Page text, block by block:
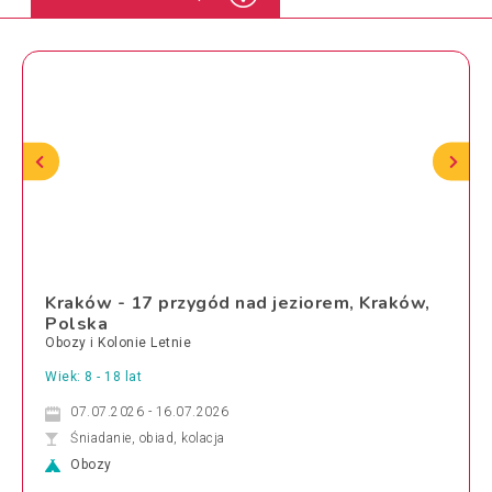
Kraków - 17 przygód nad jeziorem, Kraków,
Polska
Obozy i Kolonie Letnie
Wiek: 8 - 18 lat
07.07.2026 - 16.07.2026
Śniadanie, obiad, kolacja
Obozy